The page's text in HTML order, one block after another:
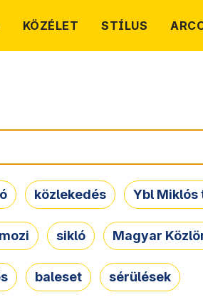
KÖZÉLET STÍLUS
közlekedés Ybl Miklós
sikló Magyar
baleset sérülések